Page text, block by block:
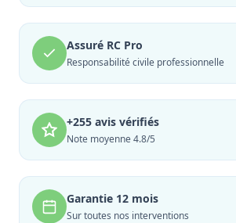
Assuré RC Pro
Responsabilité civile professionnelle
+255 avis vérifiés
Note moyenne 4.8/5
Garantie 12 mois
Sur toutes nos interventions